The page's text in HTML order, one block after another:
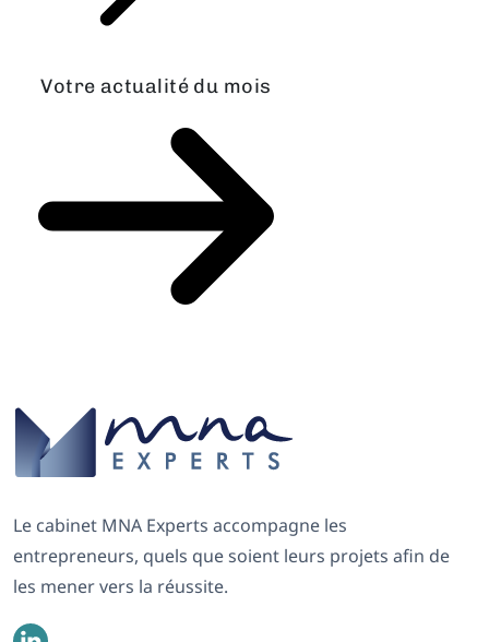
Votre actualité du mois
Le cabinet MNA Experts accompagne les
entrepreneurs, quels que soient leurs projets afin de
les mener vers la réussite.